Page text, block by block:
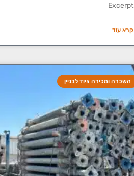
Excerpt
קרא עוד
השכרה ומכירה ציוד לבניין